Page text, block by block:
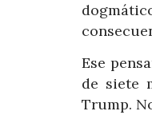
Ese
de siete
Trump.